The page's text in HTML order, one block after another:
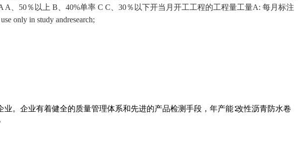
、50％以上 B、40%单率 C C、30％以下开当月开工工程的工程量工量A: 每月标注
only in study andresearch;
。企业有着健全的质量管理体系和先进的产品检测手段，年产能∶改性沥青防水卷